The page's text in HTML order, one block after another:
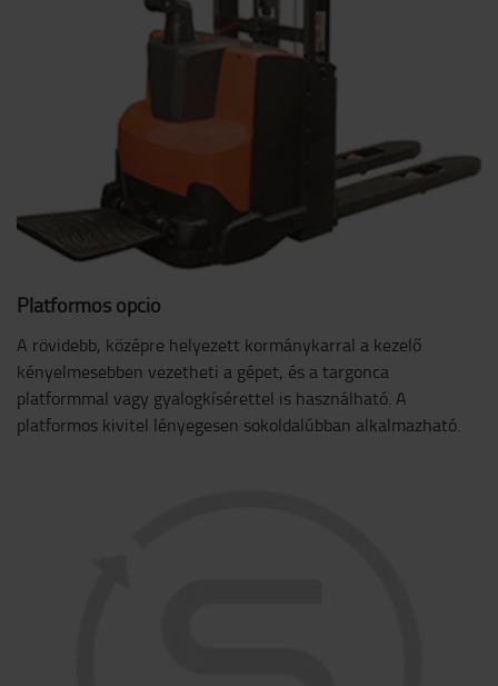
Platformos opció
A rövidebb, középre helyezett kormánykarral a kezelő
kényelmesebben vezetheti a gépet, és a targonca
platformmal vagy gyalogkísérettel is használható. A
platformos kivitel lényegesen sokoldalúbban alkalmazható.